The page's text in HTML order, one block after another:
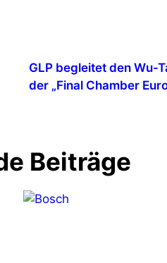
GLP begleitet den Wu-
der „Final Chamber
Beiträge